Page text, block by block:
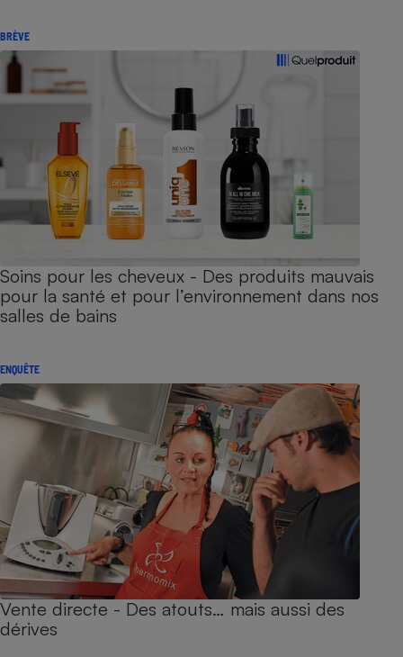
BRÈVE
Soins pour les cheveux - Des produits mauvais
pour la santé et pour l’environnement dans nos
salles de bains
ENQUÊTE
Vente directe - Des atouts… mais aussi des
dérives